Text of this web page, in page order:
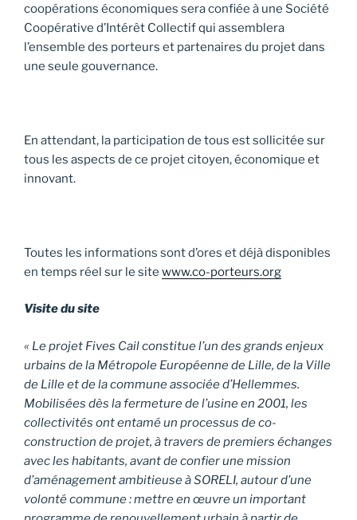
coopérations économiques sera confiée à une Société
Coopérative d’Intérêt Collectif qui assemblera
l’ensemble des porteurs et partenaires du projet dans
une seule gouvernance.
En attendant, la participation de tous est sollicitée sur
tous les aspects de ce projet citoyen, économique et
innovant.
Toutes les informations sont d’ores et déjà disponibles
en temps réel sur le site www.co-porteurs.org
Visite du site
« Le projet Fives Cail constitue l’un des grands enjeux
urbains de la Métropole Européenne de Lille, de la Ville
de Lille et de la commune associée d’Hellemmes.
Mobilisées dès la fermeture de l’usine en 2001, les
collectivités ont entamé un processus de co-
construction de projet, à travers de premiers échanges
avec les habitants, avant de confier une mission
d’aménagement ambitieuse à SORELI, autour d’une
volonté commune : mettre en œuvre un important